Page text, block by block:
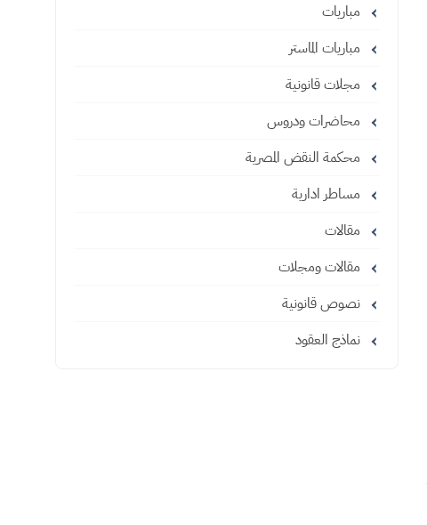
مباريات
مباريات الماستر
مجلات قانونية
محاضرات ودروس
محكمة النقض المصرية
مساطر ادارية
مقالات
مقالات ومجلات
نصوص قانونية
نماذج العقود